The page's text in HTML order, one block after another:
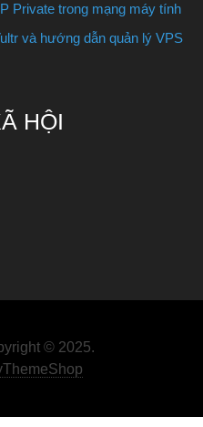
Private trong mạng máy tính
và hướng dẫn quản lý VPS
HỘI
© 2025.